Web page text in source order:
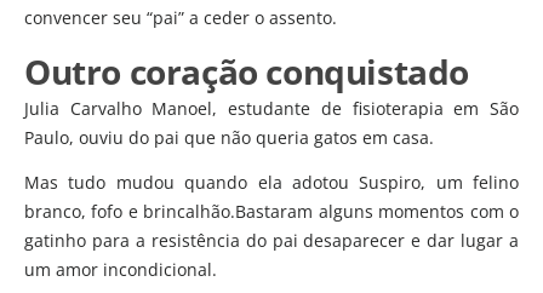
convencer seu “pai” a ceder o assento.
Outro coração conquistado
Julia Carvalho Manoel, estudante de fisioterapia em São
Paulo, ouviu do pai que não queria gatos em casa.
Mas tudo mudou quando ela adotou Suspiro, um felino
branco, fofo e brincalhão.Bastaram alguns momentos com o
gatinho para a resistência do pai desaparecer e dar lugar a
um amor incondicional.